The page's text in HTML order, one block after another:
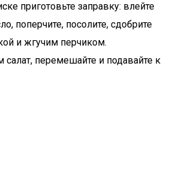
приготовьте заправку: влейте
поперчите, посолите, сдобрите
и жгучим перчиком.
салат, перемешайте и подавайте к